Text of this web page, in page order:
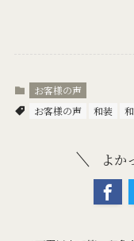
お客様の声
お客様の声
和装
よか